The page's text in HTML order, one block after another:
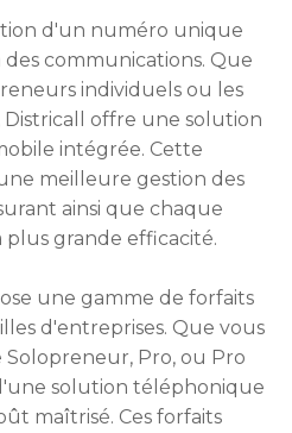
d'un numéro unique
communications. Que
individuels ou les
offre une solution
intégrée. Cette
meilleure gestion des
ainsi que chaque
plus grande efficacité.
une gamme de forfaits
d'entreprises. Que vous
Pro, ou Pro
solution téléphonique
maîtrisé. Ces forfaits